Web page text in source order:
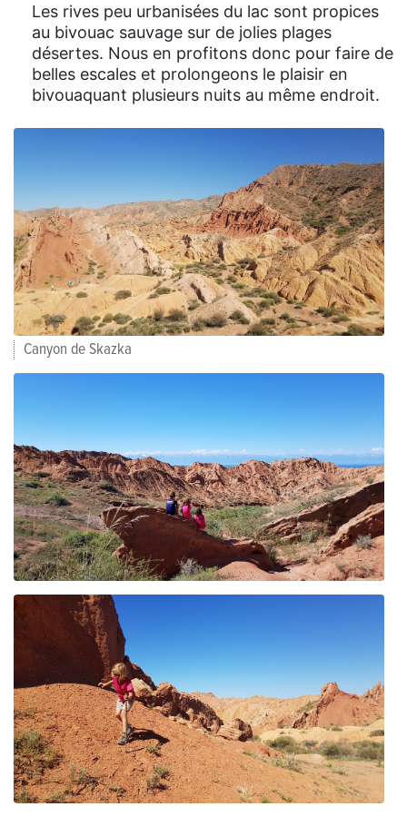
Les rives peu urbanisées du lac sont propices
au bivouac sauvage sur de jolies plages
désertes. Nous en profitons donc pour faire de
belles escales et prolongeons le plaisir en
bivouaquant plusieurs nuits au même endroit.
Canyon de Skazka